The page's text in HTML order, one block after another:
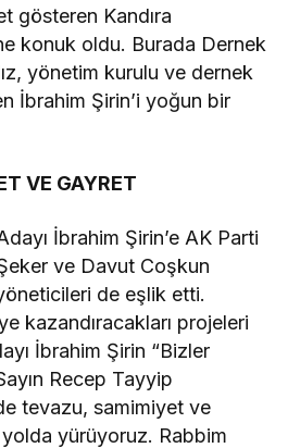
gösteren Kandıra
konuk oldu. Burada Dernek
yönetim kurulu ve dernek
İbrahim Şirin’i yoğun bir
VE GAYRET
İbrahim Şirin’e AK Parti
ve Davut Coşkun
de eşlik etti.
kazandıracakları projeleri
İbrahim Şirin “Bizler
Recep Tayyip
tevazu, samimiyet ve
yolda yürüyoruz. Rabbim